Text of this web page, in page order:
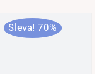
Sleva! 70%